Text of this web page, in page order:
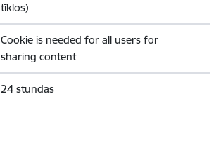
tīklos)
Cookie is needed for all users for
sharing content
24 stundas